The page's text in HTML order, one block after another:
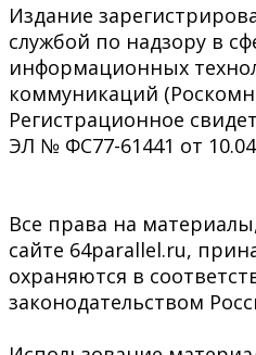
Издание
службой по надзору в
информационных
коммуникаций
Регистрационное
ЭЛ № ФС77-61441 от
Все права на
сайте 64parallel.ru,
охраняются в
законодательством